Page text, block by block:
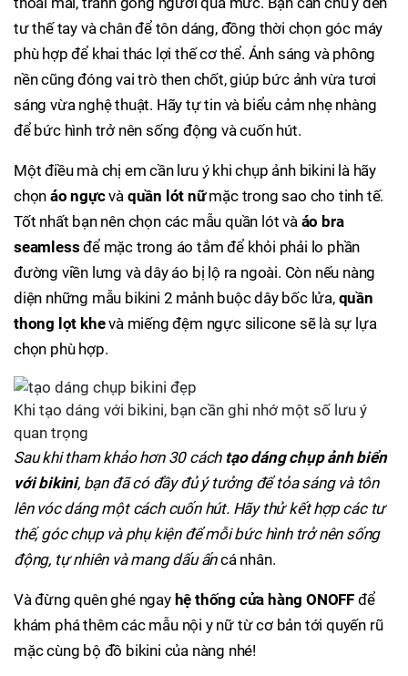
tư thế tay và chân để tôn dáng, đồng thời chọn góc máy
phù hợp để khai thác lợi thế cơ thể. Ánh sáng và phông
nền cũng đóng vai trò then chốt, giúp bức ảnh vừa tươi
sáng vừa nghệ thuật. Hãy tự tin và biểu cảm nhẹ nhàng
để bức hình trở nên sống động và cuốn hút.
Một điều mà chị em cần lưu ý khi chụp ảnh bikini là hãy
chọn áo ngựcvà quần lót nữmặc trong sao cho tinh tế.
Tốt nhất bạn nên chọn các mẫu quần lót và áo bra
seamless để mặc trong áo tắm để khỏi phải lo phần
đường viền lưng và dây áo bị lộ ra ngoài. Còn nếu nàng
diện những mẫu bikini 2 mảnh buộc dây bốc lửa, quần
thong lọt khevà miếng đệm ngực silicone sẽ là sự lựa
chọn phù hợp.
Khi tạo dáng với bikini, bạn cần ghi nhớ một số lưu ý
quan trọng
Sau khi tham khảo hơn 30 cách tạo dáng chụp ảnh biển
với bikini, bạn đã có đầy đủ ý tưởng để tỏa sáng và tôn
lên vóc dáng một cách cuốn hút. Hãy thử kết hợp các tư
thế, góc chụp và phụ kiện để mỗi bức hình trở nên sống
động, tự nhiên và mang dấu ấncá nhân.
Và đừng quên ghé ngay hệ thống cửa hàng ONOFF để
khám phá thêm các mẫu nội y nữ từ cơ bản tới quyến rũ
mặc cùng bộ đồ bikini của nàng nhé!